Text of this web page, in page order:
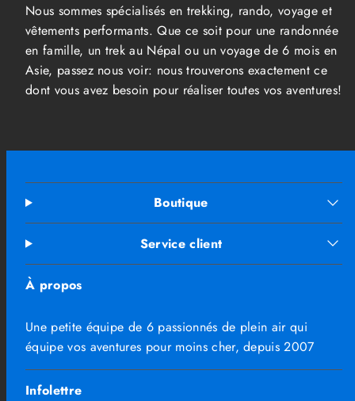
Nous sommes spécialisés en trekking, rando, voyage et
vêtements performants. Que ce soit pour une randonnée
en famille, un trek au Népal ou un voyage de 6 mois en
Asie, passez nous voir: nous trouverons exactement ce
dont vous avez besoin pour réaliser toutes vos aventures!
Boutique
Service client
À propos
Une petite équipe de 6 passionnés de plein air qui
équipe vos aventures pour moins cher, depuis 2007
Infolettre